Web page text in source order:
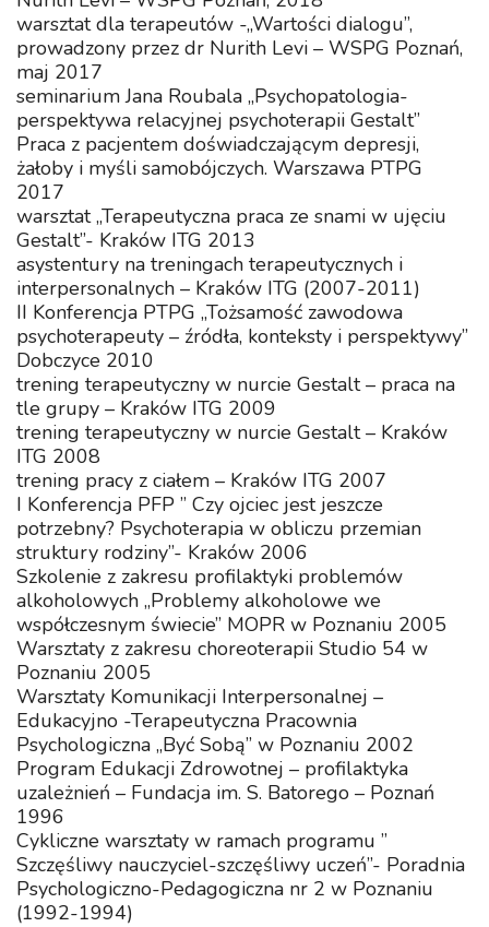
warsztat dla terapeutów -„Wartości dialogu”,
prowadzony przez dr Nurith Levi – WSPG Poznań,
maj 2017
seminarium Jana Roubala „Psychopatologia-
perspektywa relacyjnej psychoterapii Gestalt”
Praca z pacjentem doświadczającym depresji,
żałoby i myśli samobójczych. Warszawa PTPG
2017
warsztat „Terapeutyczna praca ze snami w ujęciu
Gestalt”- Kraków ITG 2013
asystentury na treningach terapeutycznych i
interpersonalnych – Kraków ITG (2007-2011)
II Konferencja PTPG „Tożsamość zawodowa
psychoterapeuty – źródła, konteksty i perspektywy”
Dobczyce 2010
trening terapeutyczny w nurcie Gestalt – praca na
tle grupy – Kraków ITG 2009
trening terapeutyczny w nurcie Gestalt – Kraków
ITG 2008
trening pracy z ciałem – Kraków ITG 2007
I Konferencja PFP ” Czy ojciec jest jeszcze
potrzebny? Psychoterapia w obliczu przemian
struktury rodziny”- Kraków 2006
Szkolenie z zakresu profilaktyki problemów
alkoholowych „Problemy alkoholowe we
współczesnym świecie” MOPR w Poznaniu 2005
Warsztaty z zakresu choreoterapii Studio 54 w
Poznaniu 2005
Warsztaty Komunikacji Interpersonalnej –
Edukacyjno -Terapeutyczna Pracownia
Psychologiczna „Być Sobą” w Poznaniu 2002
Program Edukacji Zdrowotnej – profilaktyka
uzależnień – Fundacja im. S. Batorego – Poznań
1996
Cykliczne warsztaty w ramach programu ”
Szczęśliwy nauczyciel-szczęśliwy uczeń”- Poradnia
Psychologiczno-Pedagogiczna nr 2 w Poznaniu
(1992-1994)